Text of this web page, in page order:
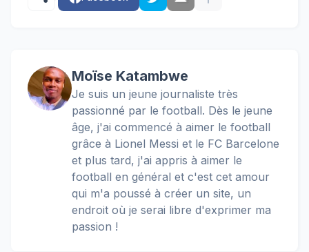
Moïse Katambwe
Je suis un jeune journaliste très
passionné par le football. Dès le jeune
âge, j'ai commencé à aimer le football
grâce à Lionel Messi et le FC Barcelone
et plus tard, j'ai appris à aimer le
football en général et c'est cet amour
qui m'a poussé à créer un site, un
endroit où je serai libre d'exprimer ma
passion !